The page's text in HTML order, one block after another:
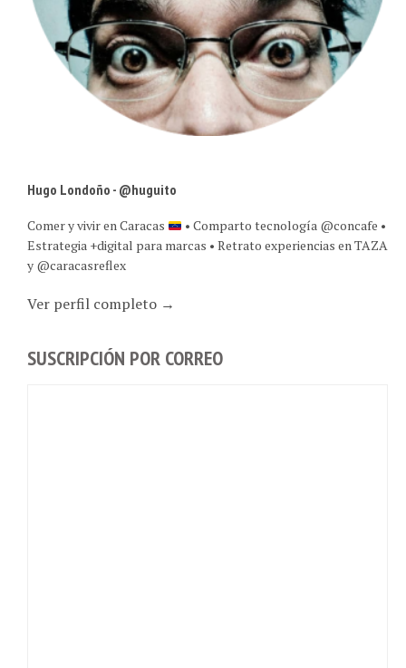
• Comparto tecnología @concafe •
Estrategia +digital para marcas • Retrato experiencias en TAZA
y @caracasreflex
Ver perfil completo →
SUSCRIPCIÓN POR CORREO